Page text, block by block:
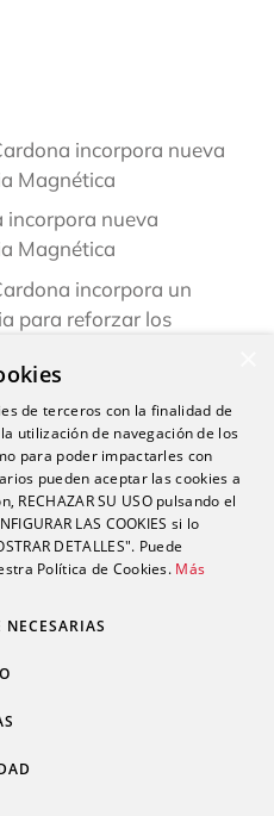
incorpora nueva
Magnética
incorpora nueva
Magnética
incorpora un
para reforzar los
Vinalopó refuerza su
la adquisición de un
Xi
del Vinalopó
endoscópico líder en
de terceros con la finalidad de
utilización de navegación de los
para poder impactarles con
pueden aceptar las cookies a
RECHAZAR SU USO pulsando el
LAS COOKIES si lo
DETALLES". Puede
Política de Cookies. Más